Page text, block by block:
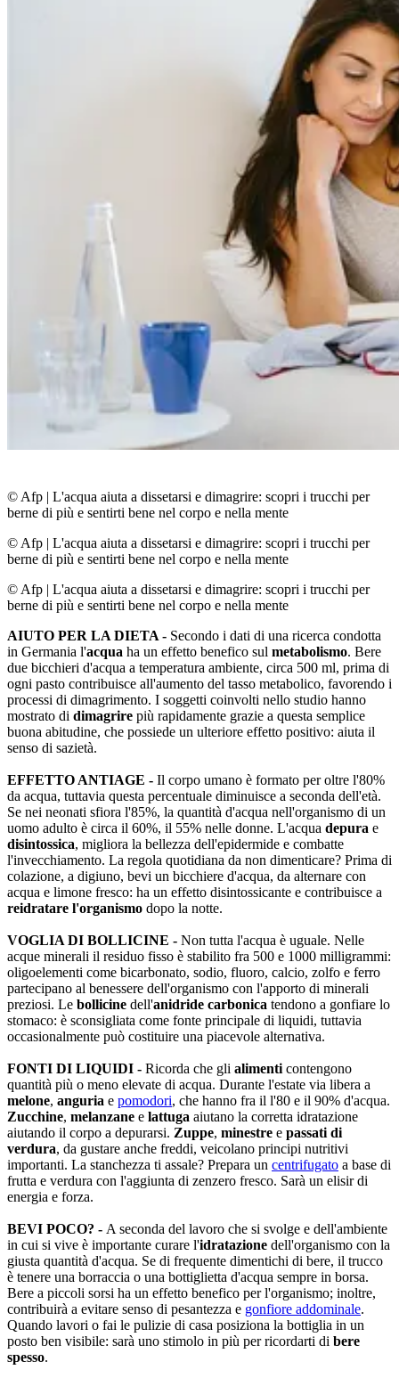
© Afp | L'acqua aiuta a dissetarsi e dimagrire: scopri i trucchi per
berne di più e sentirti bene nel corpo e nella mente
© Afp | L'acqua aiuta a dissetarsi e dimagrire: scopri i trucchi per
berne di più e sentirti bene nel corpo e nella mente
© Afp | L'acqua aiuta a dissetarsi e dimagrire: scopri i trucchi per
berne di più e sentirti bene nel corpo e nella mente
AIUTO PER LA DIETA - Secondo i dati di una ricerca condotta
in Germania l'acqua ha un effetto benefico sul metabolismo. Bere
due bicchieri d'acqua a temperatura ambiente, circa 500 ml, prima di
ogni pasto contribuisce all'aumento del tasso metabolico, favorendo i
processi di dimagrimento. I soggetti coinvolti nello studio hanno
mostrato di dimagrire più rapidamente grazie a questa semplice
buona abitudine, che possiede un ulteriore effetto positivo: aiuta il
senso di sazietà.
EFFETTO ANTIAGE - Il corpo umano è formato per oltre l'80%
da acqua, tuttavia questa percentuale diminuisce a seconda dell'età.
Se nei neonati sfiora l'85%, la quantità d'acqua nell'organismo di un
uomo adulto è circa il 60%, il 55% nelle donne. L'acqua depura e
disintossica, migliora la bellezza dell'epidermide e combatte
l'invecchiamento. La regola quotidiana da non dimenticare? Prima di
colazione, a digiuno, bevi un bicchiere d'acqua, da alternare con
acqua e limone fresco: ha un effetto disintossicante e contribuisce a
reidratare l'organismo dopo la notte.
VOGLIA DI BOLLICINE - Non tutta l'acqua è uguale. Nelle
acque minerali il residuo fisso è stabilito fra 500 e 1000 milligrammi:
oligoelementi come bicarbonato, sodio, fluoro, calcio, zolfo e ferro
partecipano al benessere dell'organismo con l'apporto di minerali
preziosi. Le bollicine dell'anidride carbonica tendono a gonfiare lo
stomaco: è sconsigliata come fonte principale di liquidi, tuttavia
occasionalmente può costituire una piacevole alternativa.
FONTI DI LIQUIDI - Ricorda che gli alimenti contengono
quantità più o meno elevate di acqua. Durante l'estate via libera a
melone, anguria e pomodori, che hanno fra il l'80 e il 90% d'acqua.
Zucchine, melanzane e lattuga aiutano la corretta idratazione
aiutando il corpo a depurarsi. Zuppe, minestre e passati di
verdura, da gustare anche freddi, veicolano principi nutritivi
importanti. La stanchezza ti assale? Prepara un centrifugato a base di
frutta e verdura con l'aggiunta di zenzero fresco. Sarà un elisir di
energia e forza.
BEVI POCO? - A seconda del lavoro che si svolge e dell'ambiente
in cui si vive è importante curare l'idratazione dell'organismo con la
giusta quantità d'acqua. Se di frequente dimentichi di bere, il trucco
è tenere una borraccia o una bottiglietta d'acqua sempre in borsa.
Bere a piccoli sorsi ha un effetto benefico per l'organismo; inoltre,
contribuirà a evitare senso di pesantezza e gonfiore addominale.
Quando lavori o fai le pulizie di casa posiziona la bottiglia in un
posto ben visibile: sarà uno stimolo in più per ricordarti di bere
spesso.